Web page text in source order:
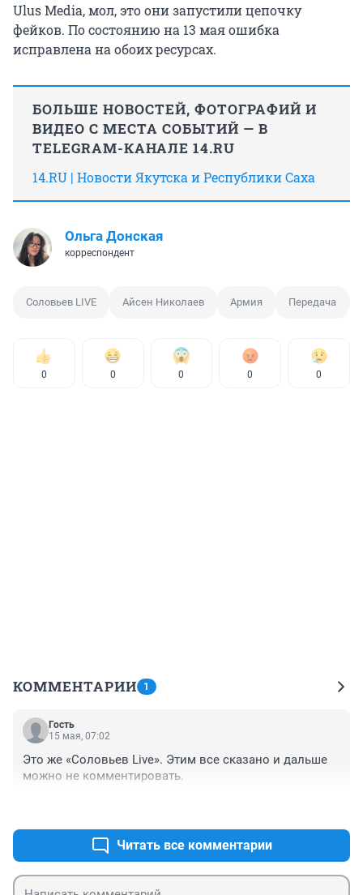
Ulus Media, мол, это они запустили цепочку
фейков. По состоянию на 13 мая ошибка
исправлена на обоих ресурсах.
БОЛЬШЕ НОВОСТЕЙ, ФОТОГРАФИЙ И
ВИДЕО С МЕСТА СОБЫТИЙ — В
TELEGRAM-КАНАЛЕ 14.RU
14.RU | Новости Якутска и Республики Саха
Ольга Донская
корреспондент
Соловьев LIVE Айсен Николаев Армия Передача
0 0 0 0 0
КОММЕНТАРИИ 1
Гость
15 мая, 07:02
Это же «Соловьев Live». Этим все сказано и дальше
можно не комментировать.
Читать все комментарии